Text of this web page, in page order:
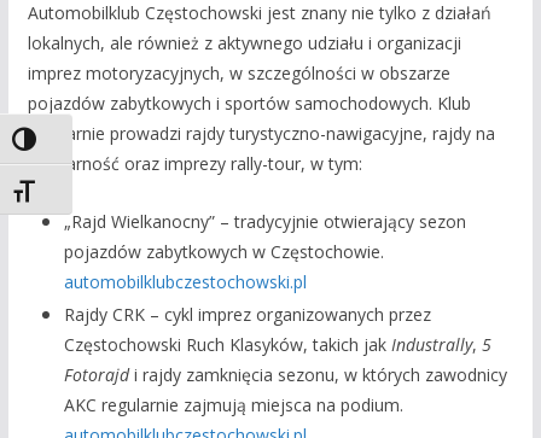
Toggle High Contrast
Toggle Font size
Automobilklub Częstochowski jest znany nie tylko z działań
lokalnych, ale również z aktywnego udziału i organizacji
imprez motoryzacyjnych, w szczególności w obszarze
pojazdów zabytkowych i sportów samochodowych. Klub
regularnie prowadzi rajdy turystyczno-nawigacyjne, rajdy na
regularność oraz imprezy rally-tour, w tym:
„Rajd Wielkanocny” – tradycyjnie otwierający sezon
pojazdów zabytkowych w Częstochowie.
automobilklubczestochowski.pl
Rajdy CRK – cykl imprez organizowanych przez
Częstochowski Ruch Klasyków, takich jak Industrally, 5
Fotorajdi rajdy zamknięcia sezonu, w których zawodnicy
AKC regularnie zajmują miejsca na podium.